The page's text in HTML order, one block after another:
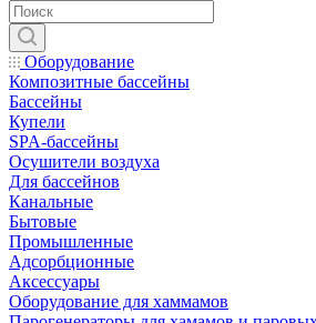
Оборудование
Композитные бассейны
Бассейны
Купели
SPA-бассейны
Осушители воздуха
Для бассейнов
Канальные
Бытовые
Промышленные
Адсорбционные
Аксессуары
Оборудование для хаммамов